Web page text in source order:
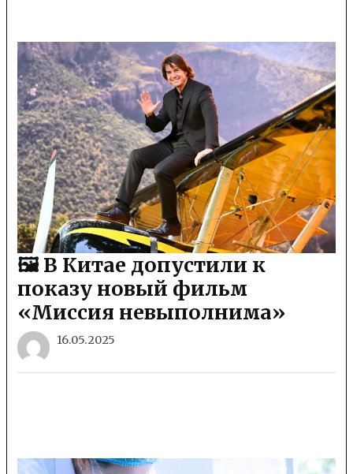
🖼 В Китае допустили к
показу новый фильм
«Миссия невыполнима»
16.05.2025